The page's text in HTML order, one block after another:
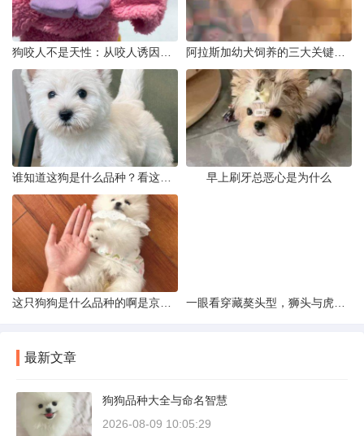
早上刷牙总恶心是为什么
最新文章
狗狗品种大全与命名智慧
2026-08-09 10:05:29